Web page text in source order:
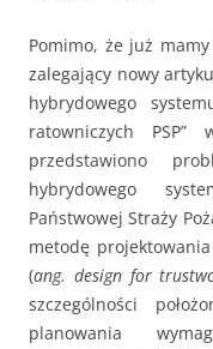
Pomimo, że już
zalegający nowy
hybrydowego
ratowniczych
przedstawiono
hybrydowego
Państwowej Straży
metodę
(ang. design for
szczególności
planowania